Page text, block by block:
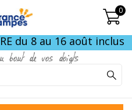
0
du 8 au 16 août inclus
bout de vos doigts